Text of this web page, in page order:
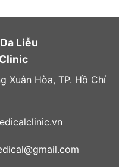
Liễu
Xuân Hòa, TP. Hồ Chí